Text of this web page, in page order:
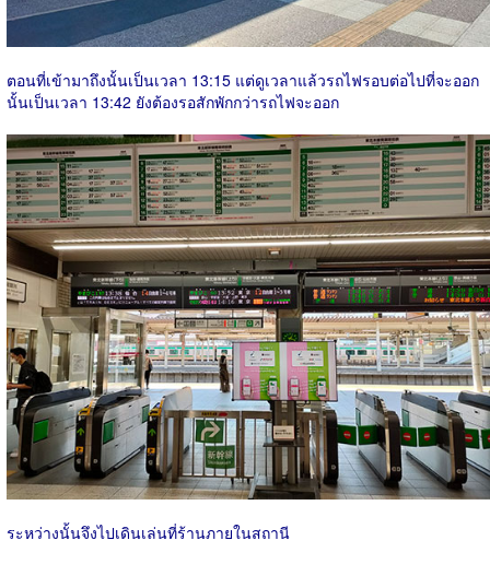
ตอนที่เข้ามาถึงนั้นเป็นเวลา 13:15 แต่ดูเวลาแล้วรถไฟรอบต่อไปที่จะออก
นั้นเป็นเวลา 13:42 ยังต้องรอสักพักกว่ารถไฟจะออก
ระหว่างนั้นจึงไปเดินเล่นที่ร้านภายในสถานี